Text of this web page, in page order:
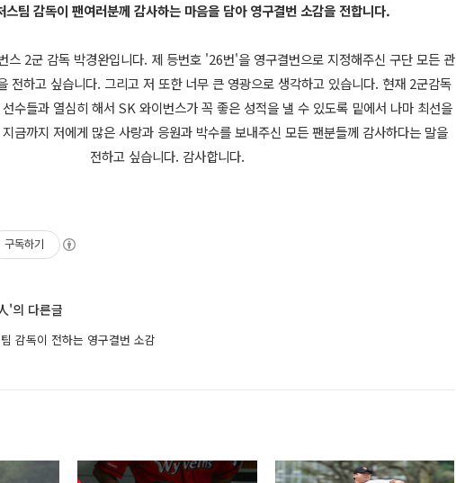
스팀 감독이 팬여러분께 감사하는 마음을 담아 영구결번 소감을 전합니다.
스 2군 감독 박경완입니다. 제 등번호 '26번'을 영구결번으로 지정해주신 구단 모든 관
전하고 싶습니다. 그리고 저 또한 너무 큰 영광으로 생각하고 있습니다. 현재 2군감독
수들과 열심히 해서 SK 와이번스가 꼭 좋은 성적을 낼 수 있도록 밑에서 나마 최선을
금까지 저에게 많은 사랑과 응원과 박수를 보내주신 모든 팬분들께 감사하다는 말을
전하고 싶습니다. 감사합니다.
구독하기
'의 다른글
감독이 전하는 영구결번 소감